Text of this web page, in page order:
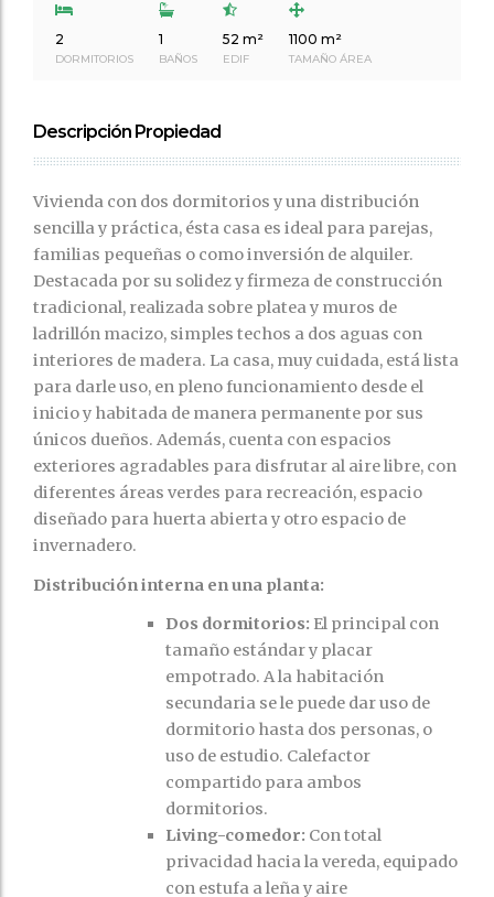
2
DORMITORIOS
1
BAÑOS
52 m²
EDIF
1100 m²
TAMAÑO ÁREA
Descripción Propiedad
Vivienda con dos dormitorios y una distribución
sencilla y práctica, ésta casa es ideal para parejas,
familias pequeñas o como inversión de alquiler.
Destacada por su solidez y firmeza de construcción
tradicional, realizada sobre platea y muros de
ladrillón macizo, simples techos a dos aguas con
interiores de madera. La casa, muy cuidada, está lista
para darle uso, en pleno funcionamiento desde el
inicio y habitada de manera permanente por sus
únicos dueños. Además, cuenta con espacios
exteriores agradables para disfrutar al aire libre, con
diferentes áreas verdes para recreación, espacio
diseñado para huerta abierta y otro espacio de
invernadero.
Distribución interna en una planta:
Dos dormitorios: El principal con
tamaño estándar y placar
empotrado. A la habitación
secundaria se le puede dar uso de
dormitorio hasta dos personas, o
uso de estudio. Calefactor
compartido para ambos
dormitorios.
Living-comedor: Con total
privacidad hacia la vereda, equipado
con estufa a leña y aire